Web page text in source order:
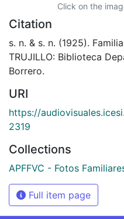
Click on the
Citation
s. n. & s. n. (1925).
TRUJILLO: Biblioteca
Borrero.
URI
https://
2319
Collections
APFFVC - Fotos
Full item page